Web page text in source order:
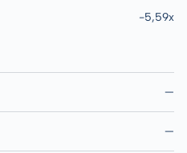
-5,59x
—
—